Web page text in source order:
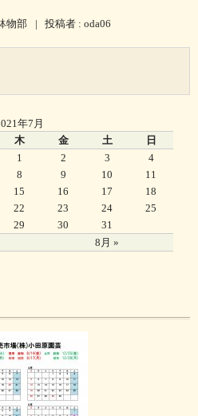
物部 | 投稿者 : oda06
年7月
木 金 土 日
8月 »
1 2 3
4
8 9 10
11
15 16 17
18
22 23 24
25
29 30 31